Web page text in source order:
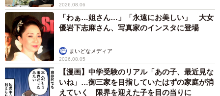
2026.08.06
「わぁ…姐さん…」「永遠にお美しい」 大女
優岩下志麻さん、写真家のインスタに登場
まいどなメディア
2026.08.05
【漫画】中学受験のリアル「あの子、最近見な
いね」…御三家を目指していたはずの家庭が消
えていく 限界を迎えた子を目の当りに